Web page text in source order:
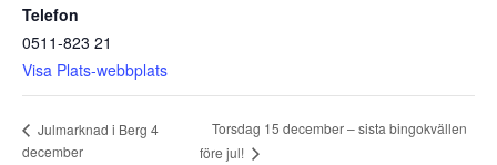
Telefon
0511-823 21
Visa Plats-webbplats
Julmarknad i Berg 4
december
Torsdag 15 december – sista bingokvällen
före jul!